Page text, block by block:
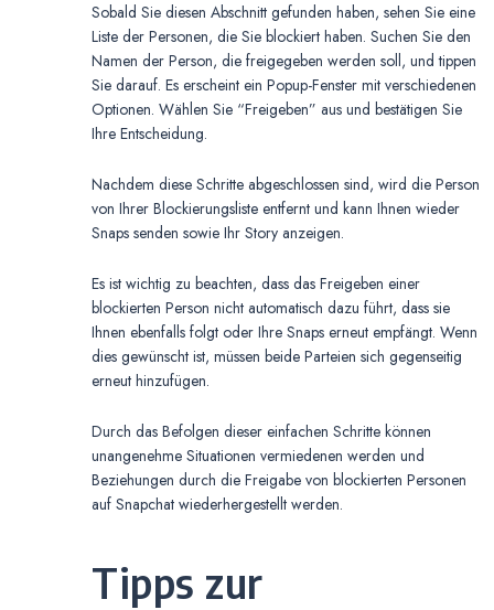
Sobald Sie diesen Abschnitt gefunden haben, sehen Sie eine
Liste der Personen, die Sie blockiert haben. Suchen Sie den
Namen der Person, die freigegeben werden soll, und tippen
Sie darauf. Es erscheint ein Popup-Fenster mit verschiedenen
Optionen. Wählen Sie “Freigeben” aus und bestätigen Sie
Ihre Entscheidung.
Nachdem diese Schritte abgeschlossen sind, wird die Person
von Ihrer Blockierungsliste entfernt und kann Ihnen wieder
Snaps senden sowie Ihr Story anzeigen.
Es ist wichtig zu beachten, dass das Freigeben einer
blockierten Person nicht automatisch dazu führt, dass sie
Ihnen ebenfalls folgt oder Ihre Snaps erneut empfängt. Wenn
dies gewünscht ist, müssen beide Parteien sich gegenseitig
erneut hinzufügen.
Durch das Befolgen dieser einfachen Schritte können
unangenehme Situationen vermiedenen werden und
Beziehungen durch die Freigabe von blockierten Personen
auf Snapchat wiederhergestellt werden.
Tipps zur